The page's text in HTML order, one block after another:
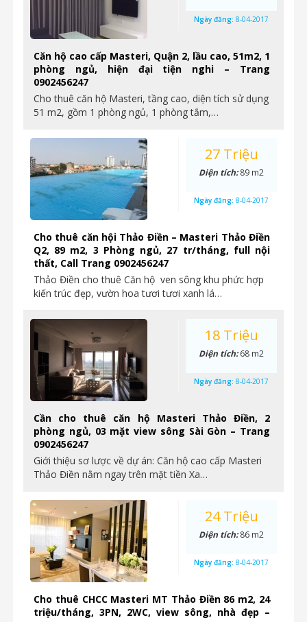
Căn hộ cao cấp Masteri, Quận 2, lầu cao, 51m2, 1
phòng ngủ, hiện đại tiện nghi – Trang
0902456247
Cho thuê căn hộ Masteri, tầng cao, diện tích sử dụng
51 m2, gồm 1 phòng ngủ, 1 phòng tắm,…
Ngày đăng: 8-04-2017
Cho thuê căn hội Thảo Điền – Masteri Thảo Điền
Q2, 89 m2, 3 Phòng ngủ, 27 tr/tháng, full nội
thất, Call Trang 0902456247
Thảo Điền cho thuê Căn hộ ven sông khu phức hợp
kiến trúc đẹp, vườn hoa tươi tươi xanh lá…
27 Triệu
Diện tích:89 m2
Ngày đăng: 8-04-2017
Cần cho thuê căn hộ Masteri Thảo Điền, 2
phòng ngủ, 03 mặt view sông Sài Gòn – Trang
0902456247
Giới thiệu sơ lược về dự án: Căn hộ cao cấp Masteri
Thảo Điền nằm ngay trên mặt tiền Xa…
18 Triệu
Diện tích:68 m2
Ngày đăng: 8-04-2017
Cho thuê CHCC Masteri MT Thảo Điền 86 m2, 24
triệu/tháng, 3PN, 2WC, view sông, nhà đẹp –
24 Triệu
Diện tích:86 m2
Ngày đăng: 8-04-2017